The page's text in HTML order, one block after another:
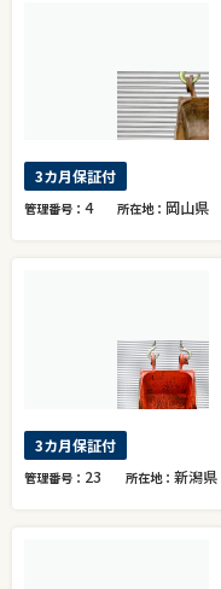
3カ月保証付
管理番号 4 所在地 岡山県
3カ月保証付
管理番号 23 所在地 新潟県